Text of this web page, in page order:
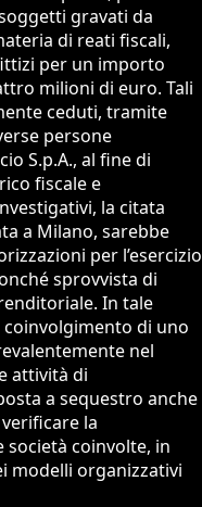
gravati da
di reati fiscali,
per un importo
milioni di euro. Tali
ceduti, tramite
persone
S.p.A., al fine di
fiscale e
la citata
a Milano, sarebbe
per l’esercizio
sprovvista di
In tale
di uno
nel
attività di
a sequestro anche
la
coinvolte, in
modelli organizzativi